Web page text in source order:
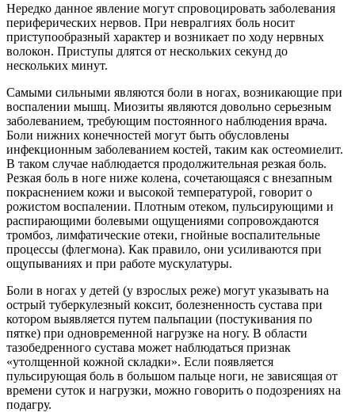
Нередко данное явление могут спровоцировать заболевания
периферических нервов. При невралгиях боль носит
приступообразный характер и возникает по ходу нервных
волокон. Приступы длятся от нескольких секунд до
нескольких минут.
Самыми сильными являются боли в ногах, возникающие при
воспалении мышц. Миозиты являются довольно серьезным
заболеванием, требующим постоянного наблюдения врача.
Боли нижних конечностей могут быть обусловлены
инфекционным заболеванием костей, таким как остеомиелит.
В таком случае наблюдается продолжительная резкая боль.
Резкая боль в ноге ниже колена, сочетающаяся с внезапным
покраснением кожи и высокой температурой, говорит о
рожистом воспалении. Плотным отеком, пульсирующими и
распирающими болевыми ощущениями сопровождаются
тромбоз, лимфатические отеки, гнойные воспалительные
процессы (флегмона). Как правило, они усиливаются при
ощупываниях и при работе мускулатуры.
Боли в ногах у детей (у взрослых реже) могут указывать на
острый туберкулезный коксит, болезненность сустава при
котором выявляется путем пальпации (постукивания по
пятке) при одновременной нагрузке на ногу. В области
тазобедренного сустава может наблюдаться признак
«утолщенной кожной складки». Если появляется
пульсирующая боль в большом пальце ноги, не зависящая от
времени суток и нагрузки, можно говорить о подозрениях на
подагру.